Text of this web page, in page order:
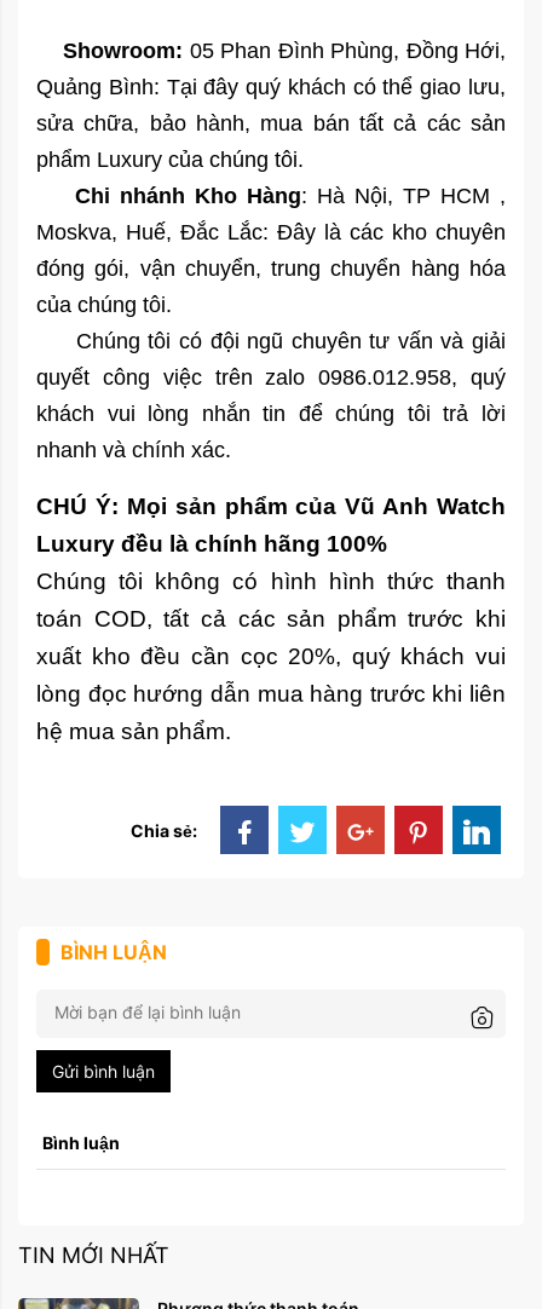
Showroom: 05 Phan Đình Phùng, Đồng Hới,
Quảng Bình: Tại đây quý khách có thể giao lưu,
sửa chữa, bảo hành, mua bán tất cả các sản
phẩm Luxury của chúng tôi.
Chi nhánh Kho Hàng: Hà Nội, TP HCM ,
Moskva, Huế, Đắc Lắc: Đây là các kho chuyên
đóng gói, vận chuyển, trung chuyển hàng hóa
của chúng tôi.
Chúng tôi có đội ngũ chuyên tư vấn và giải
quyết công việc trên zalo 0986.012.958, quý
khách vui lòng nhắn tin để chúng tôi trả lời
nhanh và chính xác.
CHÚ Ý: Mọi sản phẩm của Vũ Anh Watch
Luxury đều là chính hãng 100%
Chúng tôi không có hình hình thức thanh
toán COD, tất cả các sản phẩm trước khi
xuất kho đều cần cọc 20%, quý khách vui
lòng đọc hướng dẫn mua hàng trước khi liên
hệ mua sản phẩm.
Chia sẻ:
BÌNH LUẬN
Gửi bình luận
Bình luận
TIN MỚI NHẤT